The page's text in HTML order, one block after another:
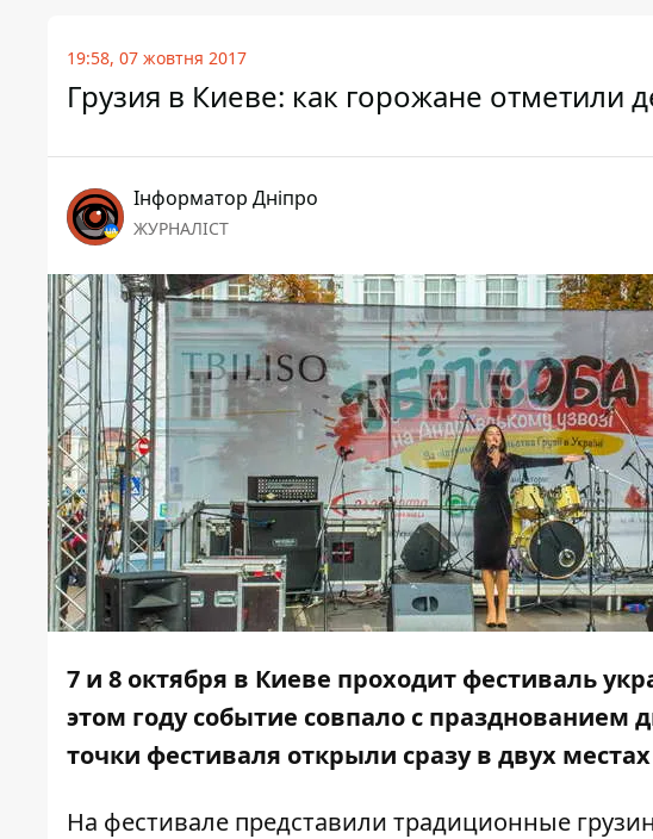
19:58, 07 жовтня 2017
Грузия в Киеве: как горожане отметили
Інформатор Дніпро
ЖУРНАЛІСТ
7 и 8 октября в Киеве проходит фестиваль
этом году событие совпало с празднованием
точки фестиваля открыли сразу в двух
На фестивале представили традиционные